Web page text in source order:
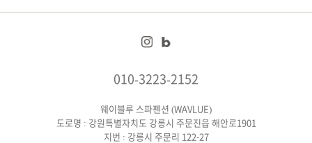
010-3223-2152
웨이블루 스파펜션 (WAVLUE)
도로명 : 강원특별자치도 강릉시 주문진읍 해안로1901
지번 : 강릉시 주문리 122-27